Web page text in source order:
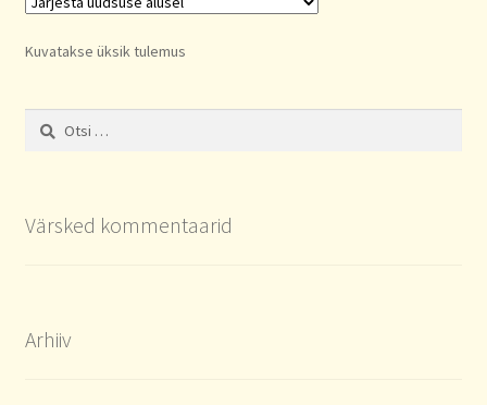
Kuvatakse üksik tulemus
Otsi:
Värsked kommentaarid
Arhiiv